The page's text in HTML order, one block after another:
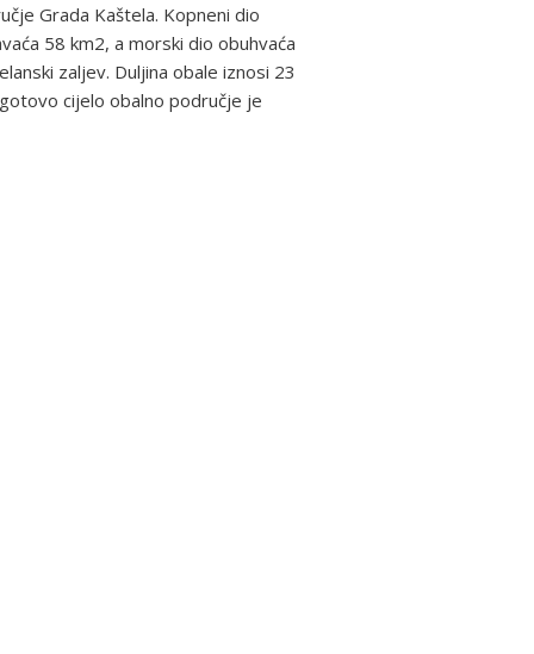
Grada Kaštela. Kopneni dio
58 km2, a morski dio obuhvaća
zaljev. Duljina obale iznosi 23
cijelo obalno područje je